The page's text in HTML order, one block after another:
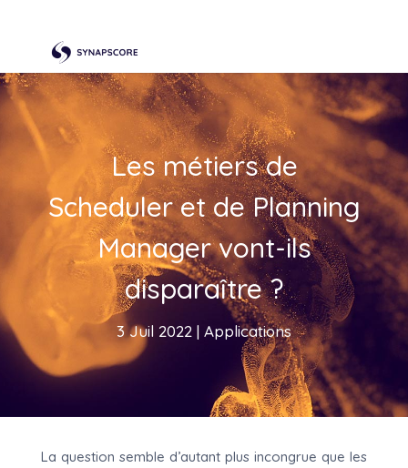
Les métiers de
Scheduler et de Planning
Manager vont-ils
disparaître ?
3 Juil 2022 | Applications
La question semble d’autant plus incongrue que les